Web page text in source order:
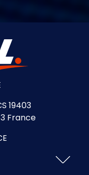
19403
France